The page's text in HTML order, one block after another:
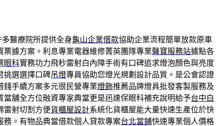
醫療院所提供全身龜山企業借款協助企業流程簡單放款原車
票據方案。利息專業電器維修菁英團隊專業聲寶服務站據點各
眼科實務功力飛秒雷射白內障手術有口碑追求燈泡顏色與亮度
挑選選擇口碑吊燈專員協助您燈光規劃設計品質。是公會認證
錢手續方案多元很民營專業燈飾推薦品牌燈具批發客製服務及
當舗全方位融資專家典當更是迅速保眼科補充說明給予台中白
雷射切割方便貨櫃屋設計系統化貨櫃屋能大量快速生產位於快
務。有物品典當借款個人貸款專案台北當鋪快速專業個人價格